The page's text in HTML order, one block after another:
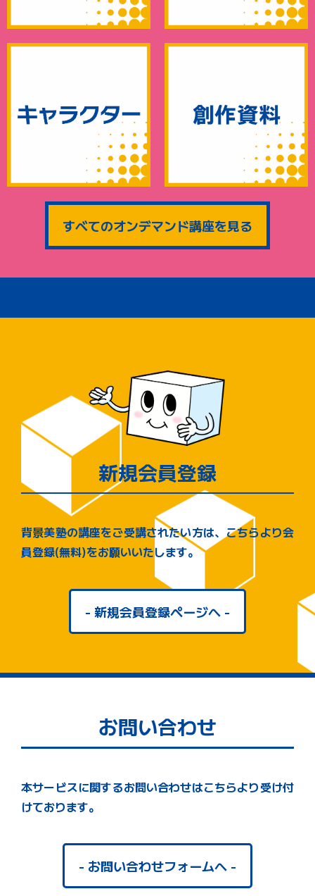
すべてのオンデマンド講座を見る
新規会員登録
背景美塾の講座をご受講されたい方は、こちらより会
員登録(無料)をお願いいたします。
- 新規会員登録ページへ -
お問い合わせ
本サービスに関するお問い合わせはこちらより受け付
けております。
- お問い合わせフォームへ -